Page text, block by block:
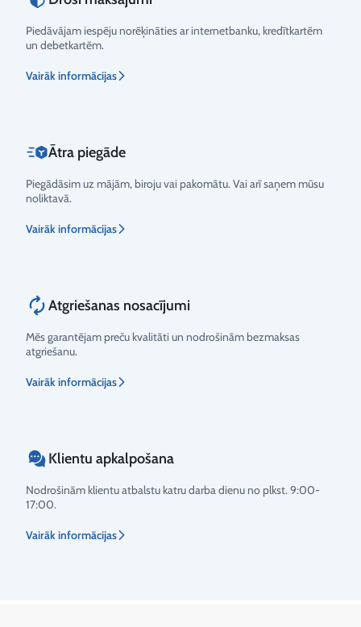
Piedāvājam iespēju norēķināties ar internetbanku, kredītkartēm
un debetkartēm.
Vairāk informācijas
Ātra piegāde
Piegādāsim uz mājām, biroju vai pakomātu. Vai arī saņem mūsu
noliktavā.
Vairāk informācijas
Atgriešanas nosacījumi
Mēs garantējam preču kvalitāti un nodrošinām bezmaksas
atgriešanu.
Vairāk informācijas
Klientu apkalpošana
Nodrošinām klientu atbalstu katru darba dienu no plkst. 9:00-
17:00.
Vairāk informācijas